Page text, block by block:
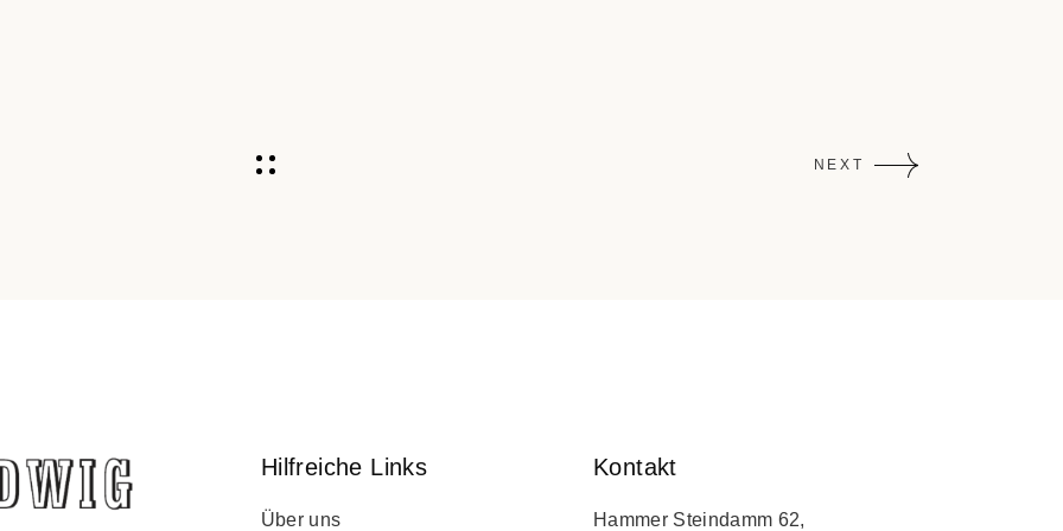
NEXT
Hilfreiche Links
Über uns
Kontakt
Hammer Steindamm 62,